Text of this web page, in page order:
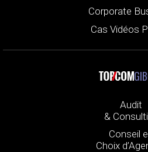
Corporate
Cas Vidéos
Audit
&
Conseil
Choix